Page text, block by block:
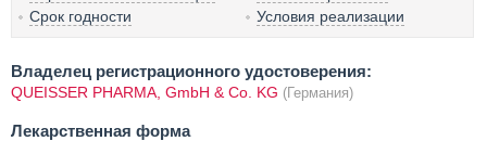
Срок годности
Условия реализации
Владелец регистрационного удостоверения:
QUEISSER PHARMA, GmbH & Co. KG (Германия)
Лекарственная форма